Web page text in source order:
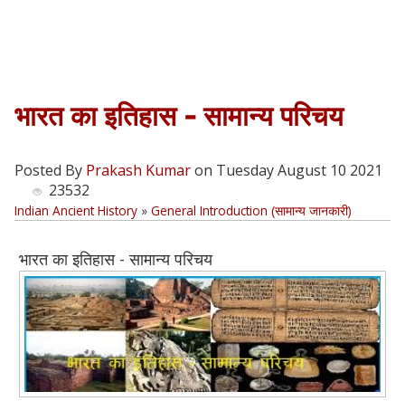
भारत का इतिहास - सामान्य परिचय
Posted By Prakash Kumaron Tuesday August 10 2021
23532
Indian Ancient History » General Introduction (सामान्य जानकारी)
भारत का इतिहास - सामान्य परिचय